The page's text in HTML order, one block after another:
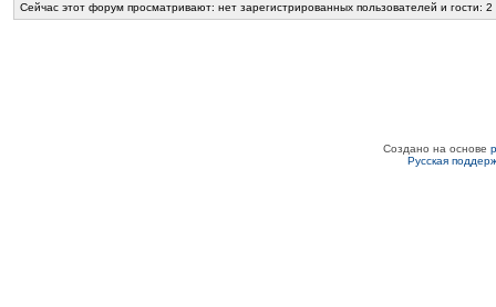
Сейчас этот форум просматривают: нет зарегистрированных пользователей и гости: 2
Создано на основе
Русская